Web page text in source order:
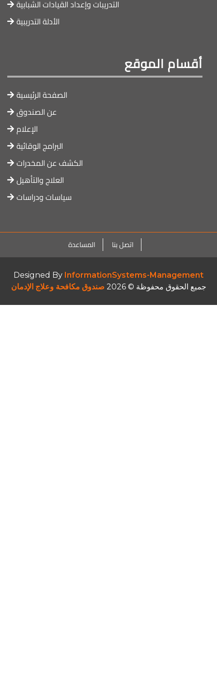
التدريبات وإعداد القيادات الشبابية
الأدلة التدريبية
أقسام الموقع
الصفحة الرئيسية
عن الصندوق
الإعلام
البرامج الوقائية
الكشف عن المخدرات
العلاج والتأهيل
سياسات ودراسات
اتصل بنا المساعدة
Designed By InformationSystems-Management
جميع الحقوق محفوظة © 2026
صندوق مكافحة وعلاج الإدمان